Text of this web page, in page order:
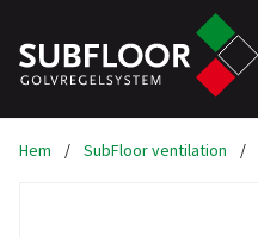
Hem / SubFloor ventilation /